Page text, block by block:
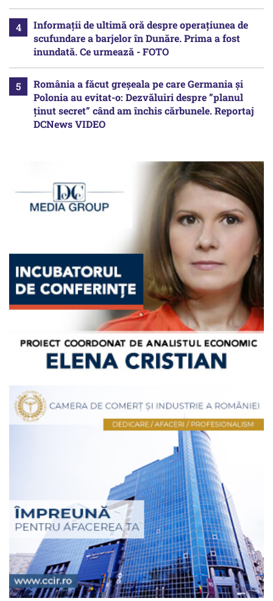
Informații de ultimă oră despre operațiunea de
scufundare a barjelor în Dunăre. Prima a fost
inundată. Ce urmează - FOTO
România a făcut greșeala pe care Germania și
Polonia au evitat-o: Dezvăluiri despre ”planul
ținut secret” când am închis cărbunele. Reportaj
DCNews VIDEO